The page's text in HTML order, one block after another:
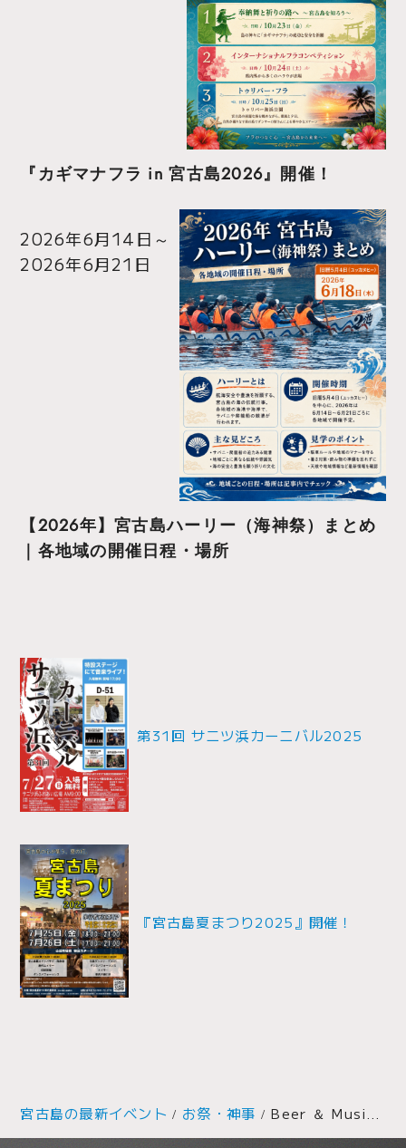
『カギマナフラ in 宮古島2026』開催！
2026年6月14日 ～
2026年6月21日
【2026年】宮古島ハーリー（海神祭）まとめ
｜各地域の開催日程・場所
投
稿
ナ
ビ
ゲ
シ
ョ
ン
第31回 サニツ浜カーニバル2025
『宮古島夏まつり2025』開催！
宮古島の最新イベント お祭・神事 Beer ＆ Music『オリオンビアフェスト2025 in 宮古島』開催！